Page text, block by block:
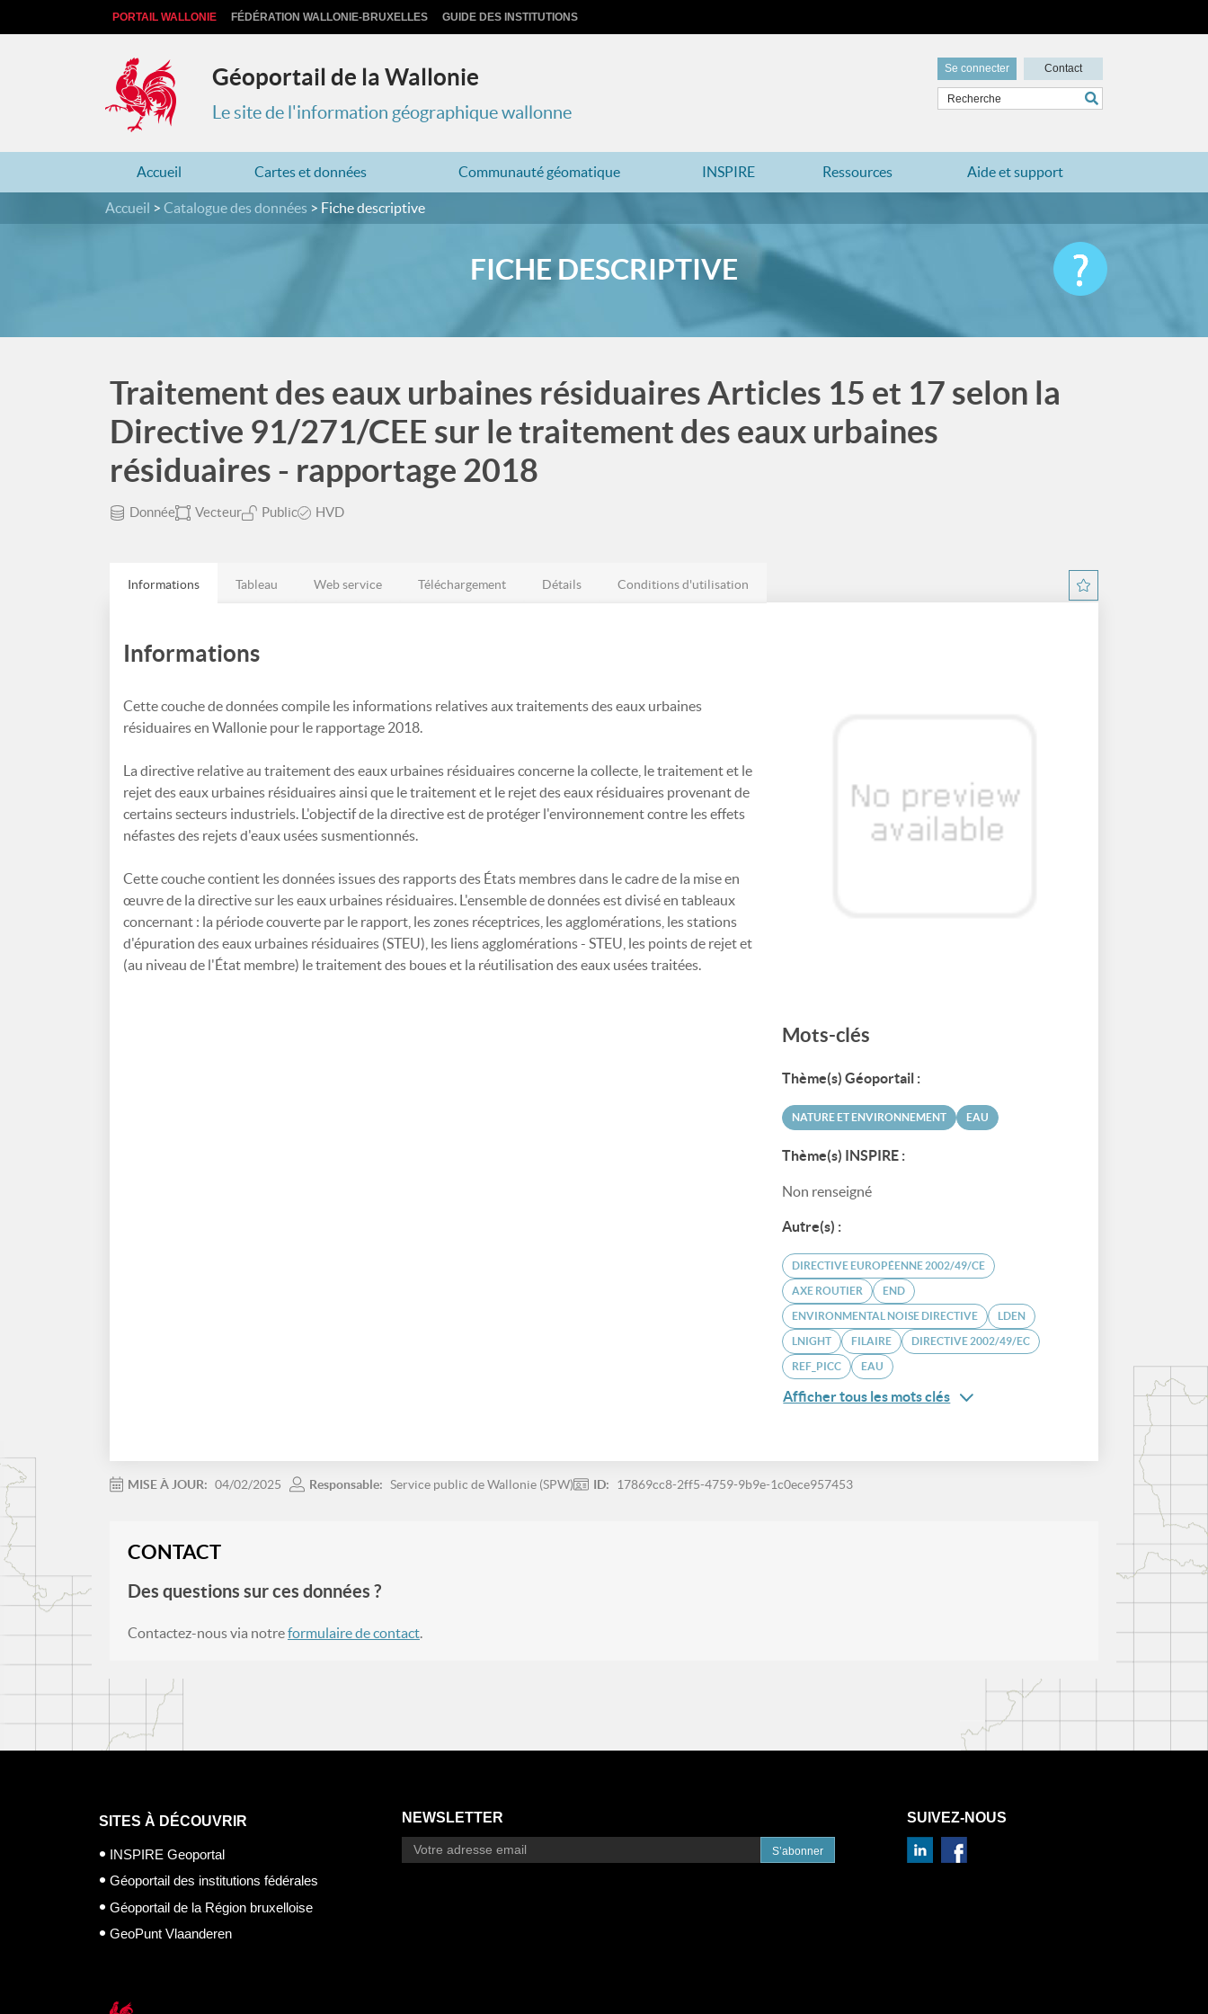
PORTAIL WALLONIE FÉDÉRATION WALLONIE-BRUXELLES GUIDE DES INSTITUTIONS
Géoportail de la Wallonie
Le site de l'information géographique wallonne
Se connecter Contact
Accueil Cartes et données Communauté géomatique INSPIRE Ressources Aide et support
Accueil Catalogue des données Fiche descriptive
FICHE DESCRIPTIVE
Traitement des eaux urbaines résiduaires Articles 15 et 17 selon la
Directive 91/271/CEE sur le traitement des eaux urbaines
résiduaires - rapportage 2018
Donnée Vecteur Public HVD
Informations Tableau Web service Téléchargement Détails Conditions d'utilisation
Informations
Cette couche de données compile les informations relatives aux traitements des eaux urbaines
résiduaires en Wallonie pour le rapportage 2018.
La directive relative au traitement des eaux urbaines résiduaires concerne la collecte, le traitement et le
rejet des eaux urbaines résiduaires ainsi que le traitement et le rejet des eaux résiduaires provenant de
certains secteurs industriels. L'objectif de la directive est de protéger l'environnement contre les effets
néfastes des rejets d'eaux usées susmentionnés.
Cette couche contient les données issues des rapports des États membres dans le cadre de la mise en
œuvre de la directive sur les eaux urbaines résiduaires. L'ensemble de données est divisé en tableaux
concernant : la période couverte par le rapport, les zones réceptrices, les agglomérations, les stations
d'épuration des eaux urbaines résiduaires (STEU), les liens agglomérations - STEU, les points de rejet et
(au niveau de l'État membre) le traitement des boues et la réutilisation des eaux usées traitées.
Mots-clés
Thème(s) Géoportail :
NATURE ET ENVIRONNEMENT EAU
Thème(s) INSPIRE :
Non renseigné
Autre(s) :
DIRECTIVE EUROPÉENNE 2002/49/CE
AXE ROUTIER END
ENVIRONMENTAL NOISE DIRECTIVE LDEN
LNIGHT FILAIRE DIRECTIVE 2002/49/EC
REF_PICC EAU
Afficher tous les mots clés
MISE À JOUR: 04/02/2025 Responsable: Service public de Wallonie (SPW) ID: 17869cc8-2ff5-4759-9b9e-1c0ece957453
CONTACT
Des questions sur ces données ?
Contactez-nous via notreformulaire de contact.
SITES À DÉCOUVRIR
INSPIRE Geoportal
Géoportail des institutions fédérales
Géoportail de la Région bruxelloise
GeoPunt Vlaanderen
NEWSLETTER
S’abonner
SUIVEZ-NOUS